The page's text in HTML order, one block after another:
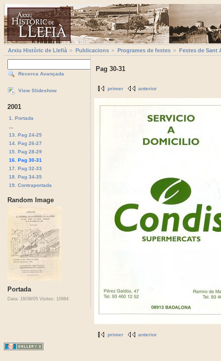
Arxiu Històric de Llefià Publicacions Programes de festes Festes de Sant
Recerca Avançada
View Slideshow
2001
1. Portada
13. Pag 24-25
14. Pag 26-27
15. Pag 28-29
16. Pag 30-31
17. Pag 32-33
18. Pag 34-35
19. Contraportada
Random Image
Portada
Data: 18/08/05 Visites: 10984
Pag 30-31
primer anterior
primer anterior